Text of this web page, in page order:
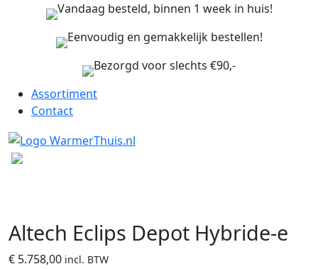
Vandaag besteld, binnen 1 week in huis!
Eenvoudig en gemakkelijk bestellen!
Bezorgd voor slechts €90,-
Assortiment
Contact
Altech Eclips Depot Hybride-e
€ 5.758,00 incl. BTW